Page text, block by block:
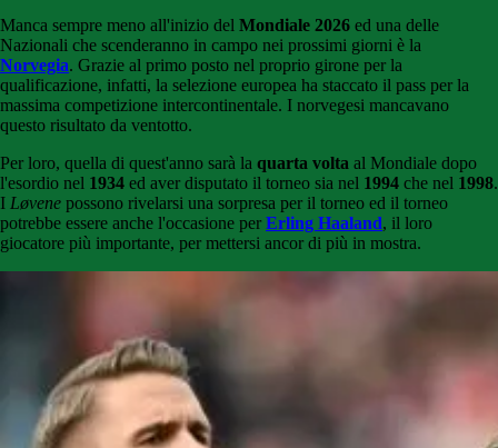
Manca sempre meno all'inizio del Mondiale 2026 ed una delle
Nazionali che scenderanno in campo nei prossimi giorni è la
Norvegia. Grazie al primo posto nel proprio girone per la
qualificazione, infatti, la selezione europea ha staccato il pass per la
massima competizione intercontinentale. I norvegesi mancavano
questo risultato da ventotto.
Per loro, quella di quest'anno sarà la quarta volta al Mondiale dopo
l'esordio nel 1934 ed aver disputato il torneo sia nel 1994 che nel 1998.
I Løvene possono rivelarsi una sorpresa per il torneo ed il torneo
potrebbe essere anche l'occasione per Erling Haaland, il loro
giocatore più importante, per mettersi ancor di più in mostra.